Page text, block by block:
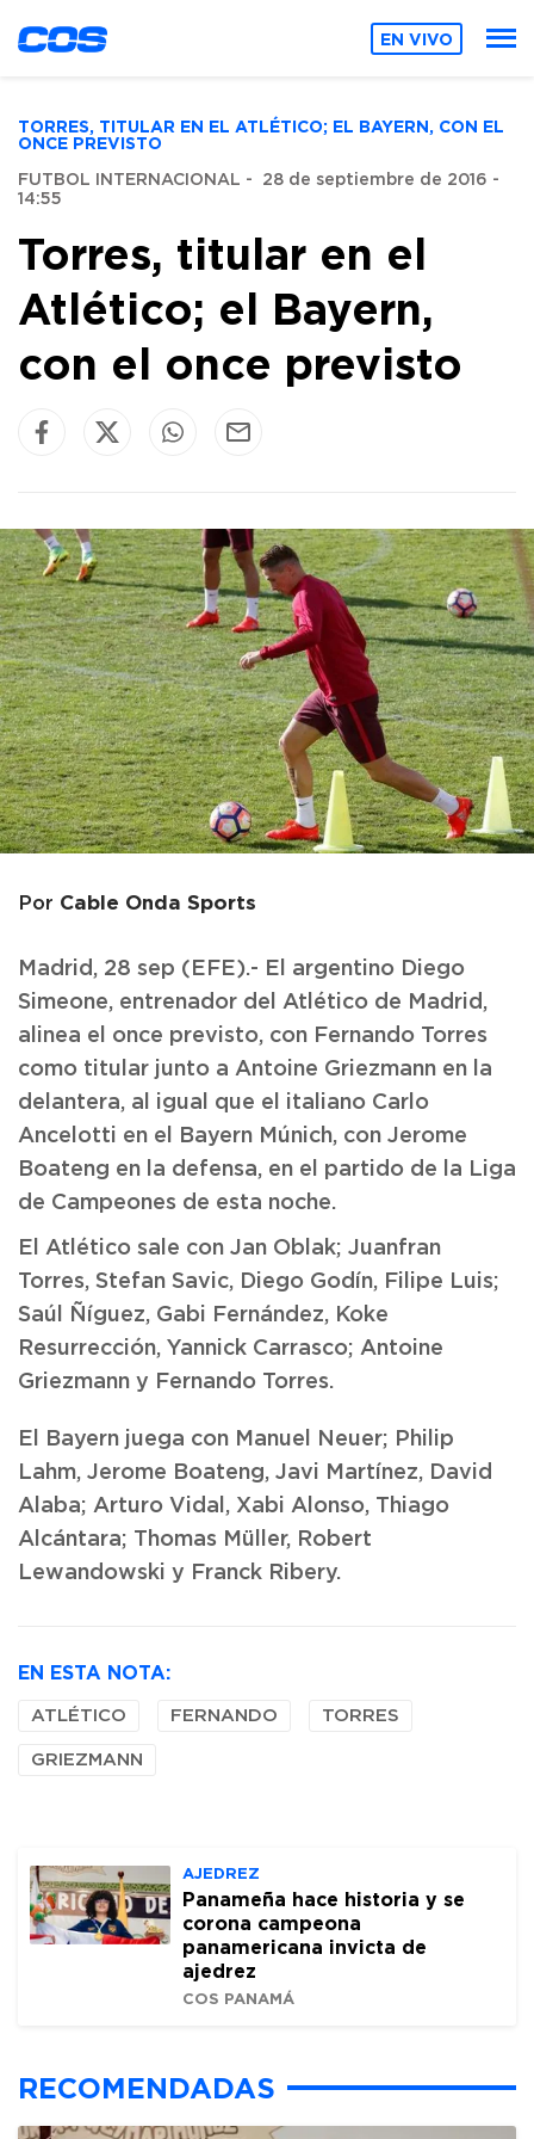
EN VIVO
TORRES, TITULAR EN EL ATLÉTICO; EL BAYERN, CON EL
ONCE PREVISTO
FUTBOL INTERNACIONAL - 28 de septiembre de 2016 -
14:55
Torres, titular en el
Atlético; el Bayern,
con el once previsto
Por Cable Onda Sports
Madrid, 28 sep (EFE).- El argentino Diego
Simeone, entrenador del Atlético de Madrid,
alinea el once previsto, con Fernando Torres
como titular junto a Antoine Griezmann en la
delantera, al igual que el italiano Carlo
Ancelotti en el Bayern Múnich, con Jerome
Boateng en la defensa, en el partido de la Liga
de Campeones de esta noche.
El Atlético sale con Jan Oblak; Juanfran
Torres, Stefan Savic, Diego Godín, Filipe Luis;
Saúl Ñíguez, Gabi Fernández, Koke
Resurrección, Yannick Carrasco; Antoine
Griezmann y Fernando Torres.
El Bayern juega con Manuel Neuer; Philip
Lahm, Jerome Boateng, Javi Martínez, David
Alaba; Arturo Vidal, Xabi Alonso, Thiago
Alcántara; Thomas Müller, Robert
Lewandowski y Franck Ribery.
EN ESTA NOTA:
ATLÉTICO FERNANDO TORRES
GRIEZMANN
AJEDREZ
Panameña hace historia y se
corona campeona
panamericana invicta de
ajedrez
COS PANAMÁ
RECOMENDADAS